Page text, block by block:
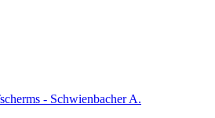
- Schwienbacher A.